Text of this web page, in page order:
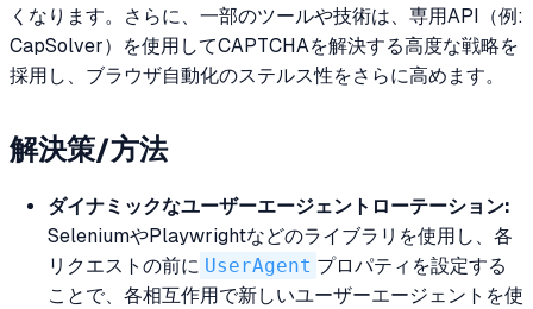
くなります。さらに、一部のツールや技術は、専用API（例:
CapSolver）を使用してCAPTCHAを解決する高度な戦略を
採用し、ブラウザ自動化のステルス性をさらに高めます。
解決策/方法
ダイナミックなユーザーエージェントローテーション:
SeleniumやPlaywrightなどのライブラリを使用し、各
リクエストの前に UserAgent プロパティを設定する
ことで、各相互作用で新しいユーザーエージェントを使